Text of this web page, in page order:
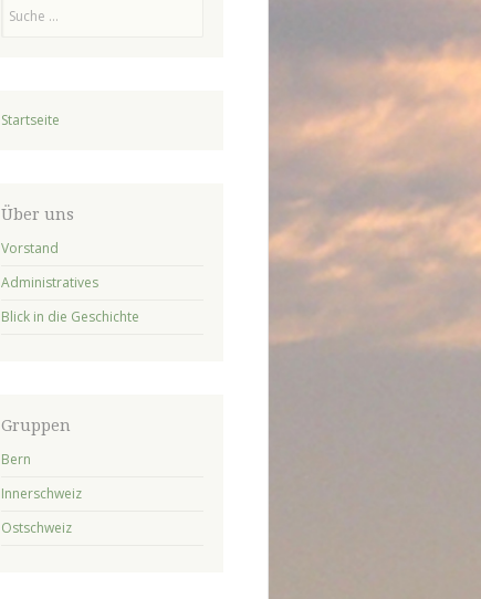
Startseite
Über uns
Vorstand
Administratives
Blick in die Geschichte
Gruppen
Bern
Innerschweiz
Ostschweiz